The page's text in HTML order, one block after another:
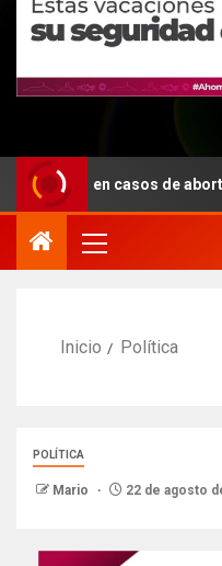
en casos de aborto
Inicio Política
POLÍTICA
Mario 22 de agosto